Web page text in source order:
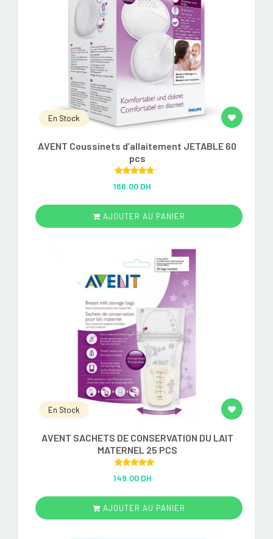
En Stock
AVENT Coussinets d’allaitement JETABLE 60
pcs
out of 5
166.00 DH
AJOUTER AU PANIER
En Stock
AVENT SACHETS DE CONSERVATION DU LAIT
MATERNEL 25 PCS
out of 5
149.00 DH
AJOUTER AU PANIER